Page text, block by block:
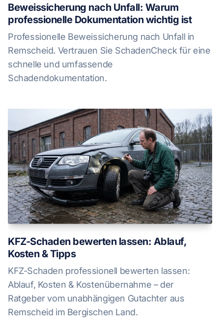
Beweissicherung nach Unfall: Warum
professionelle Dokumentation wichtig ist
Professionelle Beweissicherung nach Unfall in
Remscheid. Vertrauen Sie SchadenCheck für eine
schnelle und umfassende
Schadendokumentation.
KFZ-Schaden bewerten lassen: Ablauf,
Kosten & Tipps
KFZ-Schaden professionell bewerten lassen:
Ablauf, Kosten & Kostenübernahme – der
Ratgeber vom unabhängigen Gutachter aus
Remscheid im Bergischen Land.